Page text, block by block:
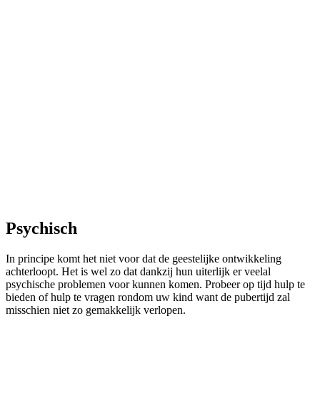
Psychisch
In principe komt het niet voor dat de geestelijke ontwikkeling
achterloopt. Het is wel zo dat dankzij hun uiterlijk er veelal
psychische problemen voor kunnen komen. Probeer op tijd hulp te
bieden of hulp te vragen rondom uw kind want de pubertijd zal
misschien niet zo gemakkelijk verlopen.